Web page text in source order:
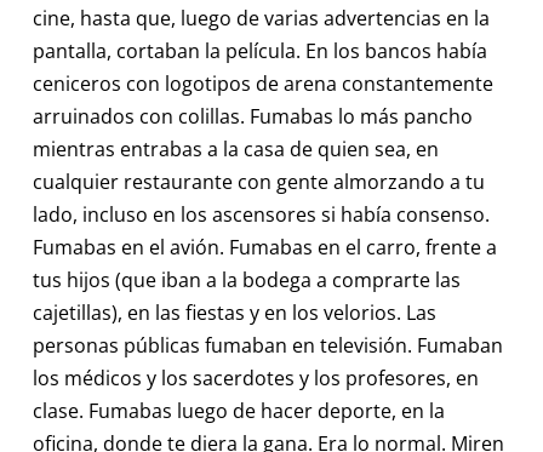
cine, hasta que, luego de varias advertencias en la
pantalla, cortaban la película. En los bancos había
ceniceros con logotipos de arena constantemente
arruinados con colillas. Fumabas lo más pancho
mientras entrabas a la casa de quien sea, en
cualquier restaurante con gente almorzando a tu
lado, incluso en los ascensores si había consenso.
Fumabas en el avión. Fumabas en el carro, frente a
tus hijos (que iban a la bodega a comprarte las
cajetillas), en las fiestas y en los velorios. Las
personas públicas fumaban en televisión. Fumaban
los médicos y los sacerdotes y los profesores, en
clase. Fumabas luego de hacer deporte, en la
oficina, donde te diera la gana. Era lo normal. Miren